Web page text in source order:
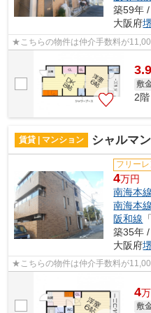
築59年
大阪府
★こちらの物件は仲介手数料が
敷
2
賃貸 | マンション シャルマ
フリーレ
4万円
南海本線
南海本線
阪和線
築35年
大阪府
★こちらの物件は仲介手数料が
4万
敷